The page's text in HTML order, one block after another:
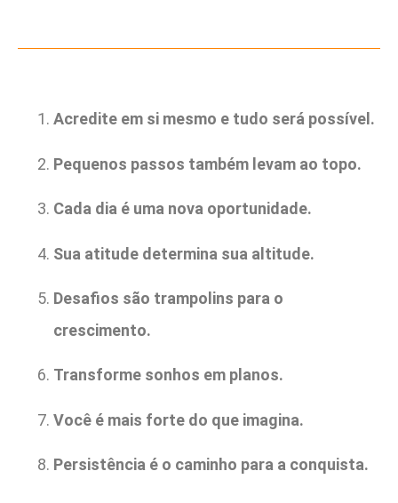
Acredite em si mesmo e tudo será possível.
Pequenos passos também levam ao topo.
Cada dia é uma nova oportunidade.
Sua atitude determina sua altitude.
Desafios são trampolins para o
crescimento.
Transforme sonhos em planos.
Você é mais forte do que imagina.
Persistência é o caminho para a conquista.